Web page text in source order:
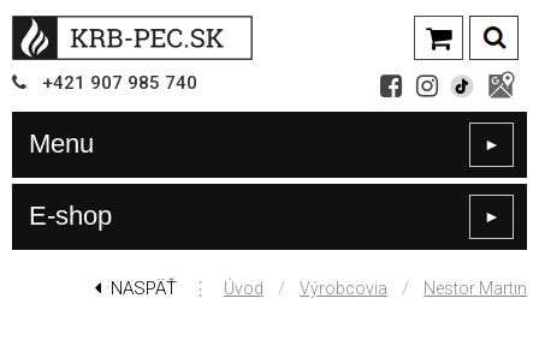
+421 907 985 740
Menu ►
E-shop ►
NASPÄŤ ⋮ Úvod / Výrobcovia / Nestor Martin